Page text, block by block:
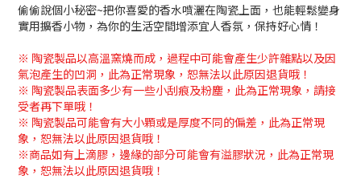
偷偷說個小秘密~把你喜愛的香水噴灑在陶瓷上面，也能輕鬆變身
實用擴香小物，為你的生活空間增添宜人香氛，保持好心情！
※ 陶瓷製品以高溫窯燒而成，過程中可能會產生少許雜點以及因
氣泡產生的凹洞，此為正常現象，恕無法以此原因退貨哦！
※ 陶瓷製品表面多少有一些小刮痕及粉塵 ，此為正常現象，請接
受者再下單哦！
※ 陶瓷製品可能會有大小顆或是厚度不同的偏差，此為正常現
象 ，恕無法以此原因退貨哦！
※商品如有上滴膠，邊緣的部分可能會有溢膠狀況， 此為正常現
象 ，恕無法以此原因退貨哦！